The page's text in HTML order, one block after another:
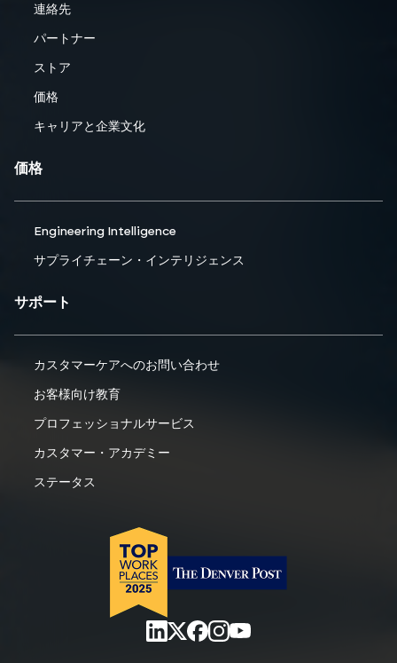
連絡先
パートナー
ストア
価格
キャリアと企業文化
価格
Engineering Intelligence
サプライチェーン・インテリジェンス
サポート
カスタマーケアへのお問い合わせ
お客様向け教育
プロフェッショナルサービス
カスタマー・アカデミー
ステータス